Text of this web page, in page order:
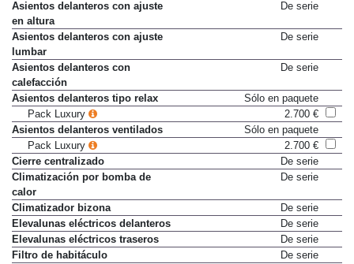
Asientos delanteros con ajuste
en altura
De serie
Asientos delanteros con ajuste
lumbar
De serie
Asientos delanteros con
calefacción
De serie
Asientos delanteros tipo relax
Sólo en paquete
Pack Luxury
2.700 €
Asientos delanteros ventilados
Sólo en paquete
Pack Luxury
2.700 €
Cierre centralizado
De serie
Climatización por bomba de
calor
De serie
Climatizador bizona
De serie
Elevalunas eléctricos delanteros
De serie
Elevalunas eléctricos traseros
De serie
Filtro de habitáculo
De serie